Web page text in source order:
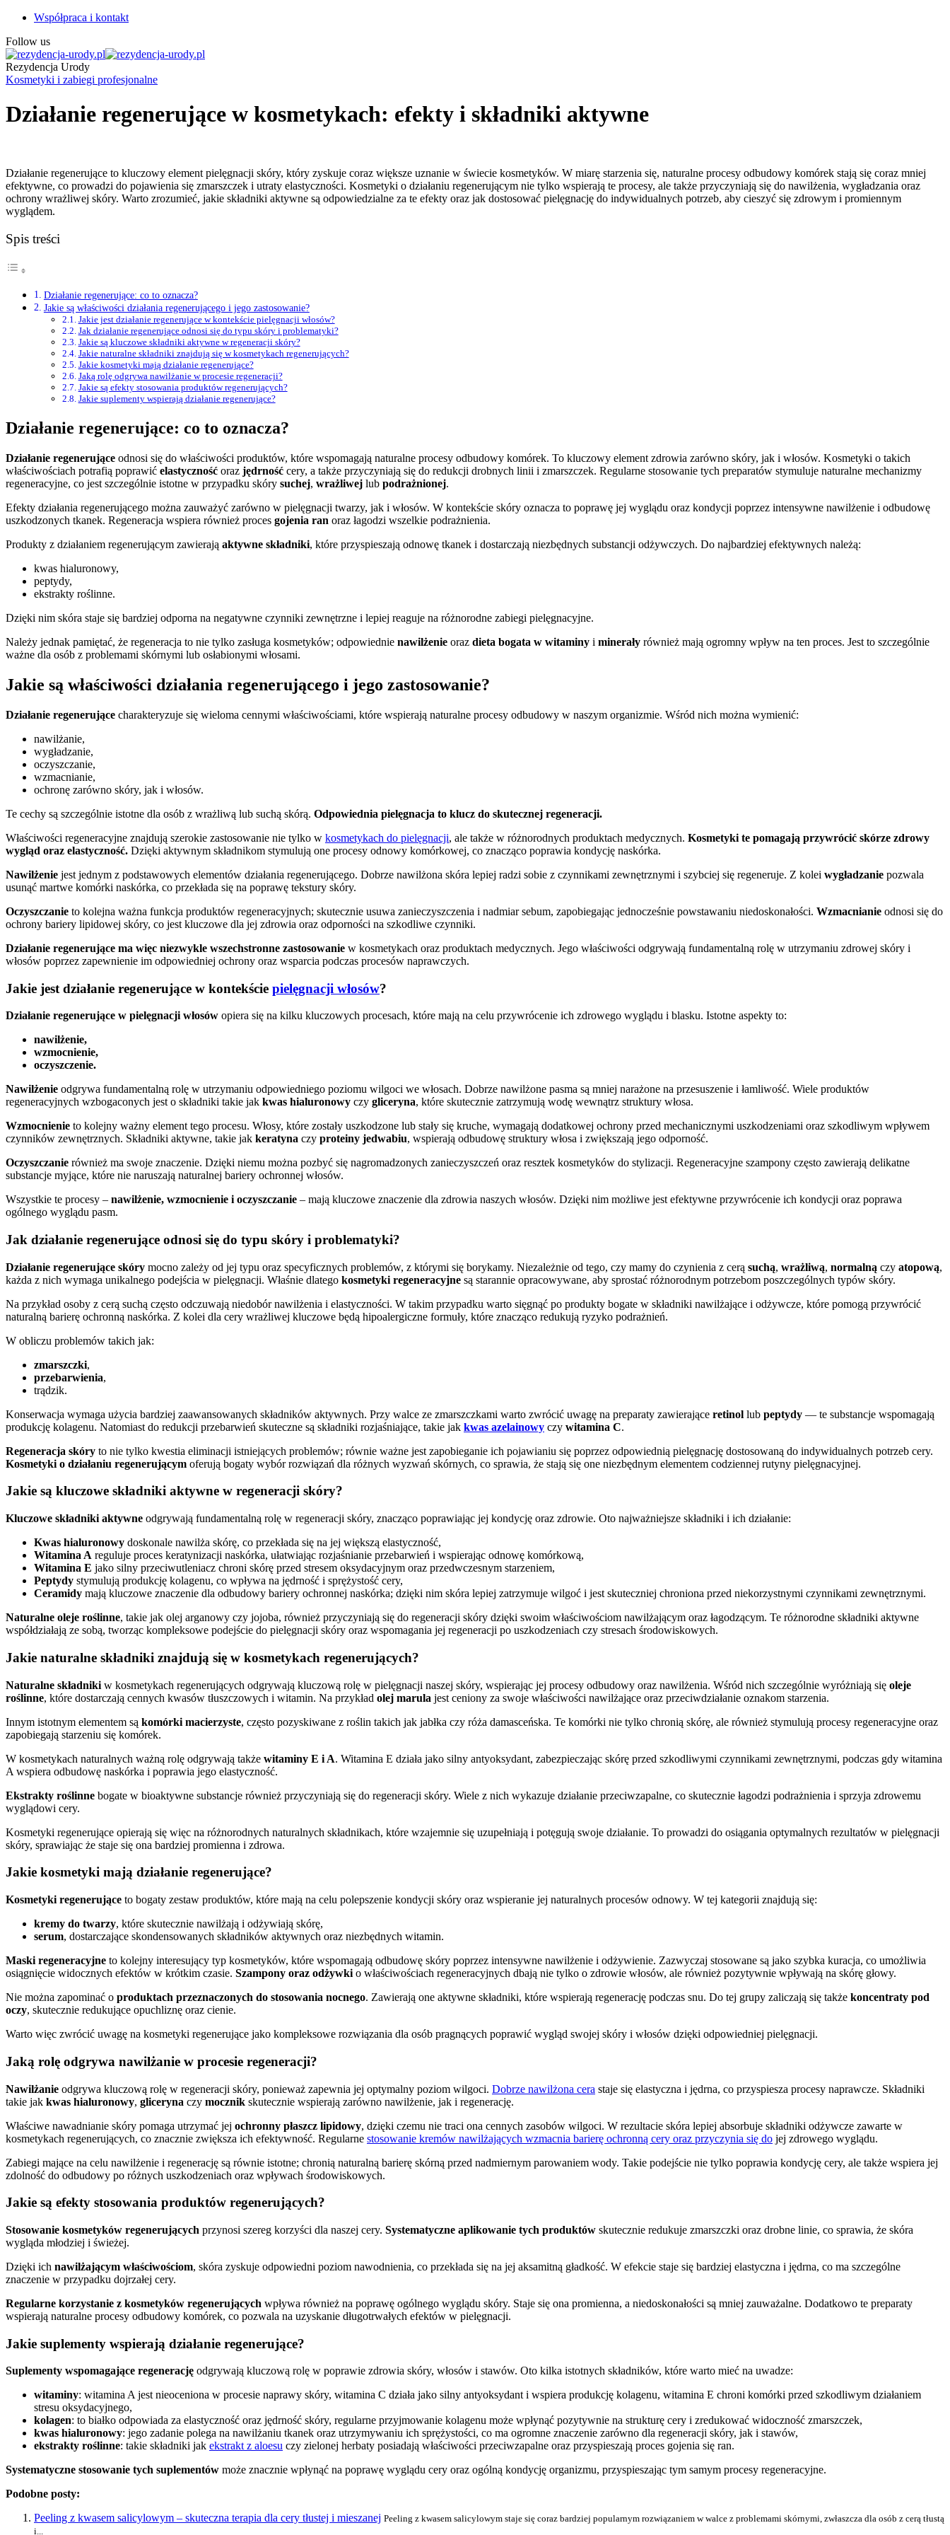
Współpraca i kontakt
Follow us
Rezydencja Urody
Kosmetyki i zabiegi profesjonalne
Działanie regenerujące w kosmetykach: efekty i składniki aktywne
Działanie regenerujące to kluczowy element pielęgnacji skóry, który zyskuje coraz większe uznanie w świecie kosmetyków. W miarę starzenia się, naturalne procesy odbudowy komórek stają się coraz mniej
efektywne, co prowadzi do pojawienia się zmarszczek i utraty elastyczności. Kosmetyki o działaniu regenerującym nie tylko wspierają te procesy, ale także przyczyniają się do nawilżenia, wygładzania oraz
ochrony wrażliwej skóry. Warto zrozumieć, jakie składniki aktywne są odpowiedzialne za te efekty oraz jak dostosować pielęgnację do indywidualnych potrzeb, aby cieszyć się zdrowym i promiennym
wyglądem.
Spis treści
Działanie regenerujące: co to oznacza?
Jakie są właściwości działania regenerującego i jego zastosowanie?
Jakie jest działanie regenerujące w kontekście pielęgnacji włosów?
Jak działanie regenerujące odnosi się do typu skóry i problematyki?
Jakie są kluczowe składniki aktywne w regeneracji skóry?
Jakie naturalne składniki znajdują się w kosmetykach regenerujących?
Jakie kosmetyki mają działanie regenerujące?
Jaką rolę odgrywa nawilżanie w procesie regeneracji?
Jakie są efekty stosowania produktów regenerujących?
Jakie suplementy wspierają działanie regenerujące?
Działanie regenerujące: co to oznacza?
Działanie regenerujące odnosi się do właściwości produktów, które wspomagają naturalne procesy odbudowy komórek. To kluczowy element zdrowia zarówno skóry, jak i włosów. Kosmetyki o takich
właściwościach potrafią poprawić elastyczność oraz jędrność cery, a także przyczyniają się do redukcji drobnych linii i zmarszczek. Regularne stosowanie tych preparatów stymuluje naturalne mechanizmy
regeneracyjne, co jest szczególnie istotne w przypadku skóry suchej, wrażliwej lub podrażnionej.
Efekty działania regenerującego można zauważyć zarówno w pielęgnacji twarzy, jak i włosów. W kontekście skóry oznacza to poprawę jej wyglądu oraz kondycji poprzez intensywne nawilżenie i odbudowę
uszkodzonych tkanek. Regeneracja wspiera również proces gojenia ran oraz łagodzi wszelkie podrażnienia.
Produkty z działaniem regenerującym zawierają aktywne składniki, które przyspieszają odnowę tkanek i dostarczają niezbędnych substancji odżywczych. Do najbardziej efektywnych należą:
kwas hialuronowy,
peptydy,
ekstrakty roślinne.
Dzięki nim skóra staje się bardziej odporna na negatywne czynniki zewnętrzne i lepiej reaguje na różnorodne zabiegi pielęgnacyjne.
Należy jednak pamiętać, że regeneracja to nie tylko zasługa kosmetyków; odpowiednie nawilżenie oraz dieta bogata w witaminy i minerały również mają ogromny wpływ na ten proces. Jest to szczególnie
ważne dla osób z problemami skórnymi lub osłabionymi włosami.
Jakie są właściwości działania regenerującego i jego zastosowanie?
Działanie regenerujące charakteryzuje się wieloma cennymi właściwościami, które wspierają naturalne procesy odbudowy w naszym organizmie. Wśród nich można wymienić:
nawilżanie,
wygładzanie,
oczyszczanie,
wzmacnianie,
ochronę zarówno skóry, jak i włosów.
Te cechy są szczególnie istotne dla osób z wrażliwą lub suchą skórą. Odpowiednia pielęgnacja to klucz do skutecznej regeneracji.
Właściwości regeneracyjne znajdują szerokie zastosowanie nie tylko w kosmetykach do pielęgnacji, ale także w różnorodnych produktach medycznych. Kosmetyki te pomagają przywrócić skórze zdrowy
wygląd oraz elastyczność. Dzięki aktywnym składnikom stymulują one procesy odnowy komórkowej, co znacząco poprawia kondycję naskórka.
Nawilżenie jest jednym z podstawowych elementów działania regenerującego. Dobrze nawilżona skóra lepiej radzi sobie z czynnikami zewnętrznymi i szybciej się regeneruje. Z kolei wygładzanie pozwala
usunąć martwe komórki naskórka, co przekłada się na poprawę tekstury skóry.
Oczyszczanie to kolejna ważna funkcja produktów regeneracyjnych; skutecznie usuwa zanieczyszczenia i nadmiar sebum, zapobiegając jednocześnie powstawaniu niedoskonałości. Wzmacnianie odnosi się do
ochrony bariery lipidowej skóry, co jest kluczowe dla jej zdrowia oraz odporności na szkodliwe czynniki.
Działanie regenerujące ma więc niezwykle wszechstronne zastosowanie w kosmetykach oraz produktach medycznych. Jego właściwości odgrywają fundamentalną rolę w utrzymaniu zdrowej skóry i
włosów poprzez zapewnienie im odpowiedniej ochrony oraz wsparcia podczas procesów naprawczych.
Jakie jest działanie regenerujące w kontekście pielęgnacji włosów?
Działanie regenerujące w pielęgnacji włosów opiera się na kilku kluczowych procesach, które mają na celu przywrócenie ich zdrowego wyglądu i blasku. Istotne aspekty to:
nawilżenie,
wzmocnienie,
oczyszczenie.
Nawilżenie odgrywa fundamentalną rolę w utrzymaniu odpowiedniego poziomu wilgoci we włosach. Dobrze nawilżone pasma są mniej narażone na przesuszenie i łamliwość. Wiele produktów
regeneracyjnych wzbogaconych jest o składniki takie jak kwas hialuronowy czy gliceryna, które skutecznie zatrzymują wodę wewnątrz struktury włosa.
Wzmocnienie to kolejny ważny element tego procesu. Włosy, które zostały uszkodzone lub stały się kruche, wymagają dodatkowej ochrony przed mechanicznymi uszkodzeniami oraz szkodliwym wpływem
czynników zewnętrznych. Składniki aktywne, takie jak keratyna czy proteiny jedwabiu, wspierają odbudowę struktury włosa i zwiększają jego odporność.
Oczyszczanie również ma swoje znaczenie. Dzięki niemu można pozbyć się nagromadzonych zanieczyszczeń oraz resztek kosmetyków do stylizacji. Regeneracyjne szampony często zawierają delikatne
substancje myjące, które nie naruszają naturalnej bariery ochronnej włosów.
Wszystkie te procesy – nawilżenie, wzmocnienie i oczyszczanie – mają kluczowe znaczenie dla zdrowia naszych włosów. Dzięki nim możliwe jest efektywne przywrócenie ich kondycji oraz poprawa
ogólnego wyglądu pasm.
Jak działanie regenerujące odnosi się do typu skóry i problematyki?
Działanie regenerujące skóry mocno zależy od jej typu oraz specyficznych problemów, z którymi się borykamy. Niezależnie od tego, czy mamy do czynienia z cerą suchą, wrażliwą, normalną czy atopową,
każda z nich wymaga unikalnego podejścia w pielęgnacji. Właśnie dlatego kosmetyki regeneracyjne są starannie opracowywane, aby sprostać różnorodnym potrzebom poszczególnych typów skóry.
Na przykład osoby z cerą suchą często odczuwają niedobór nawilżenia i elastyczności. W takim przypadku warto sięgnąć po produkty bogate w składniki nawilżające i odżywcze, które pomogą przywrócić
naturalną barierę ochronną naskórka. Z kolei dla cery wrażliwej kluczowe będą hipoalergiczne formuły, które znacząco redukują ryzyko podrażnień.
W obliczu problemów takich jak:
zmarszczki,
przebarwienia,
trądzik.
Konserwacja wymaga użycia bardziej zaawansowanych składników aktywnych. Przy walce ze zmarszczkami warto zwrócić uwagę na preparaty zawierające retinol lub peptydy — te substancje wspomagają
produkcję kolagenu. Natomiast do redukcji przebarwień skuteczne są składniki rozjaśniające, takie jak kwas azelainowy czy witamina C.
Regeneracja skóry to nie tylko kwestia eliminacji istniejących problemów; równie ważne jest zapobieganie ich pojawianiu się poprzez odpowiednią pielęgnację dostosowaną do indywidualnych potrzeb cery.
Kosmetyki o działaniu regenerującym oferują bogaty wybór rozwiązań dla różnych wyzwań skórnych, co sprawia, że stają się one niezbędnym elementem codziennej rutyny pielęgnacyjnej.
Jakie są kluczowe składniki aktywne w regeneracji skóry?
Kluczowe składniki aktywne odgrywają fundamentalną rolę w regeneracji skóry, znacząco poprawiając jej kondycję oraz zdrowie. Oto najważniejsze składniki i ich działanie:
Kwas hialuronowy doskonale nawilża skórę, co przekłada się na jej większą elastyczność,
Witamina A reguluje proces keratynizacji naskórka, ułatwiając rozjaśnianie przebarwień i wspierając odnowę komórkową,
Witamina E jako silny przeciwutleniacz chroni skórę przed stresem oksydacyjnym oraz przedwczesnym starzeniem,
Peptydy stymulują produkcję kolagenu, co wpływa na jędrność i sprężystość cery,
Ceramidy mają kluczowe znaczenie dla odbudowy bariery ochronnej naskórka; dzięki nim skóra lepiej zatrzymuje wilgoć i jest skuteczniej chroniona przed niekorzystnymi czynnikami zewnętrznymi.
Naturalne oleje roślinne, takie jak olej arganowy czy jojoba, również przyczyniają się do regeneracji skóry dzięki swoim właściwościom nawilżającym oraz łagodzącym. Te różnorodne składniki aktywne
współdziałają ze sobą, tworząc kompleksowe podejście do pielęgnacji skóry oraz wspomagania jej regeneracji po uszkodzeniach czy stresach środowiskowych.
Jakie naturalne składniki znajdują się w kosmetykach regenerujących?
Naturalne składniki w kosmetykach regenerujących odgrywają kluczową rolę w pielęgnacji naszej skóry, wspierając jej procesy odbudowy oraz nawilżenia. Wśród nich szczególnie wyróżniają się oleje
roślinne, które dostarczają cennych kwasów tłuszczowych i witamin. Na przykład olej marula jest ceniony za swoje właściwości nawilżające oraz przeciwdziałanie oznakom starzenia.
Innym istotnym elementem są komórki macierzyste, często pozyskiwane z roślin takich jak jabłka czy róża damasceńska. Te komórki nie tylko chronią skórę, ale również stymulują procesy regeneracyjne oraz
zapobiegają starzeniu się komórek.
W kosmetykach naturalnych ważną rolę odgrywają także witaminy E i A. Witamina E działa jako silny antyoksydant, zabezpieczając skórę przed szkodliwymi czynnikami zewnętrznymi, podczas gdy witamina
A wspiera odbudowę naskórka i poprawia jego elastyczność.
Ekstrakty roślinne bogate w bioaktywne substancje również przyczyniają się do regeneracji skóry. Wiele z nich wykazuje działanie przeciwzapalne, co skutecznie łagodzi podrażnienia i sprzyja zdrowemu
wyglądowi cery.
Kosmetyki regenerujące opierają się więc na różnorodnych naturalnych składnikach, które wzajemnie się uzupełniają i potęgują swoje działanie. To prowadzi do osiągania optymalnych rezultatów w pielęgnacji
skóry, sprawiając że staje się ona bardziej promienna i zdrowa.
Jakie kosmetyki mają działanie regenerujące?
Kosmetyki regenerujące to bogaty zestaw produktów, które mają na celu polepszenie kondycji skóry oraz wspieranie jej naturalnych procesów odnowy. W tej kategorii znajdują się:
kremy do twarzy, które skutecznie nawilżają i odżywiają skórę,
serum, dostarczające skondensowanych składników aktywnych oraz niezbędnych witamin.
Maski regeneracyjne to kolejny interesujący typ kosmetyków, które wspomagają odbudowę skóry poprzez intensywne nawilżenie i odżywienie. Zazwyczaj stosowane są jako szybka kuracja, co umożliwia
osiągnięcie widocznych efektów w krótkim czasie. Szampony oraz odżywki o właściwościach regeneracyjnych dbają nie tylko o zdrowie włosów, ale również pozytywnie wpływają na skórę głowy.
Nie można zapominać o produktach przeznaczonych do stosowania nocnego. Zawierają one aktywne składniki, które wspierają regenerację podczas snu. Do tej grupy zaliczają się także koncentraty pod
oczy, skutecznie redukujące opuchliznę oraz cienie.
Warto więc zwrócić uwagę na kosmetyki regenerujące jako kompleksowe rozwiązania dla osób pragnących poprawić wygląd swojej skóry i włosów dzięki odpowiedniej pielęgnacji.
Jaką rolę odgrywa nawilżanie w procesie regeneracji?
Nawilżanie odgrywa kluczową rolę w regeneracji skóry, ponieważ zapewnia jej optymalny poziom wilgoci. Dobrze nawilżona cera staje się elastyczna i jędrna, co przyspiesza procesy naprawcze. Składniki
takie jak kwas hialuronowy, gliceryna czy mocznik skutecznie wspierają zarówno nawilżenie, jak i regenerację.
Właściwe nawadnianie skóry pomaga utrzymać jej ochronny płaszcz lipidowy, dzięki czemu nie traci ona cennych zasobów wilgoci. W rezultacie skóra lepiej absorbuje składniki odżywcze zawarte w
kosmetykach regenerujących, co znacznie zwiększa ich efektywność. Regularne stosowanie kremów nawilżających wzmacnia barierę ochronną cery oraz przyczynia się do jej zdrowego wyglądu.
Zabiegi mające na celu nawilżenie i regenerację są równie istotne; chronią naturalną barierę skórną przed nadmiernym parowaniem wody. Takie podejście nie tylko poprawia kondycję cery, ale także wspiera jej
zdolność do odbudowy po różnych uszkodzeniach oraz wpływach środowiskowych.
Jakie są efekty stosowania produktów regenerujących?
Stosowanie kosmetyków regenerujących przynosi szereg korzyści dla naszej cery. Systematyczne aplikowanie tych produktów skutecznie redukuje zmarszczki oraz drobne linie, co sprawia, że skóra
wygląda młodziej i świeżej.
Dzięki ich nawilżającym właściwościom, skóra zyskuje odpowiedni poziom nawodnienia, co przekłada się na jej aksamitną gładkość. W efekcie staje się bardziej elastyczna i jędrna, co ma szczególne
znaczenie w przypadku dojrzałej cery.
Regularne korzystanie z kosmetyków regenerujących wpływa również na poprawę ogólnego wyglądu skóry. Staje się ona promienna, a niedoskonałości są mniej zauważalne. Dodatkowo te preparaty
wspierają naturalne procesy odbudowy komórek, co pozwala na uzyskanie długotrwałych efektów w pielęgnacji.
Jakie suplementy wspierają działanie regenerujące?
Suplementy wspomagające regenerację odgrywają kluczową rolę w poprawie zdrowia skóry, włosów i stawów. Oto kilka istotnych składników, które warto mieć na uwadze:
witaminy: witamina A jest nieoceniona w procesie naprawy skóry, witamina C działa jako silny antyoksydant i wspiera produkcję kolagenu, witamina E chroni komórki przed szkodliwym działaniem
stresu oksydacyjnego,
kolagen: to białko odpowiada za elastyczność oraz jędrność skóry, regularne przyjmowanie kolagenu może wpłynąć pozytywnie na strukturę cery i zredukować widoczność zmarszczek,
kwas hialuronowy: jego zadanie polega na nawilżaniu tkanek oraz utrzymywaniu ich sprężystości, co ma ogromne znaczenie zarówno dla regeneracji skóry, jak i stawów,
ekstrakty roślinne: takie składniki jak ekstrakt z aloesu czy zielonej herbaty posiadają właściwości przeciwzapalne oraz przyspieszają proces gojenia się ran.
Systematyczne stosowanie tych suplementów może znacznie wpłynąć na poprawę wyglądu cery oraz ogólną kondycję organizmu, przyspieszając tym samym procesy regeneracyjne.
Podobne posty:
Peeling z kwasem salicylowym – skuteczna terapia dla cery tłustej i mieszanej Peeling z kwasem salicylowym staje się coraz bardziej popularnym rozwiązaniem w walce z problemami skórnymi, zwłaszcza dla osób z cerą tłustą
i...